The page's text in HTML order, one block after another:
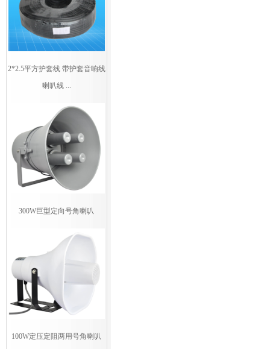
2*2.5平方护套线 带护套音响线
喇叭线 ...
300W巨型定向号角喇叭
100W定压定阻两用号角喇叭